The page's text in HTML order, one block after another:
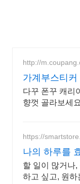
http://
가계부스티
성
다꾸 폰꾸 캐리
향껏 골라보세
https://
나의 하루를
를 효율적으
할 일이 많거나
하고 싶고, 원하